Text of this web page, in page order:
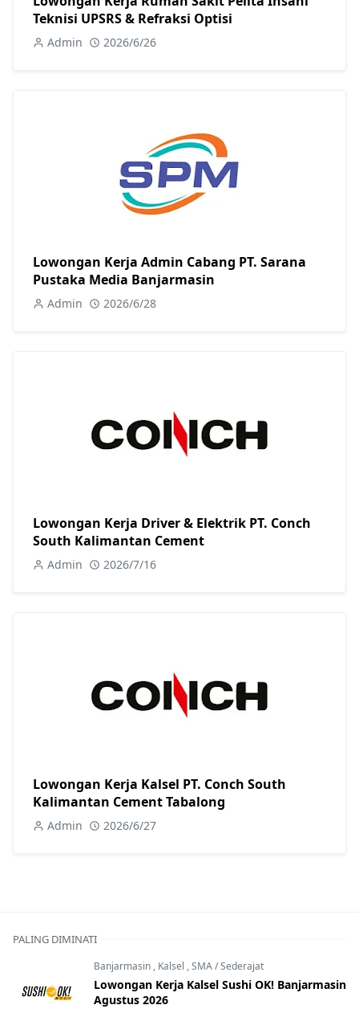
Teknisi UPSRS & Refraksi Optisi
Admin 2026/6/26
Lowongan Kerja Admin Cabang PT. Sarana
Pustaka Media Banjarmasin
Admin 2026/6/28
Lowongan Kerja Driver & Elektrik PT. Conch
South Kalimantan Cement
Admin 2026/7/16
Lowongan Kerja Kalsel PT. Conch South
Kalimantan Cement Tabalong
Admin 2026/6/27
PALING DIMINATI
Banjarmasin , Kalsel ,SMA / Sederajat
Lowongan Kerja Kalsel Sushi OK! Banjarmasin
Agustus 2026